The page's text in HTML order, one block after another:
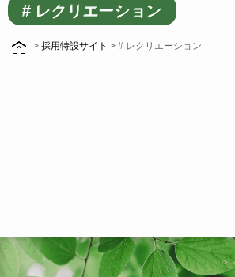
# レクリエーション
> 採用特設サイト > # レクリエーション